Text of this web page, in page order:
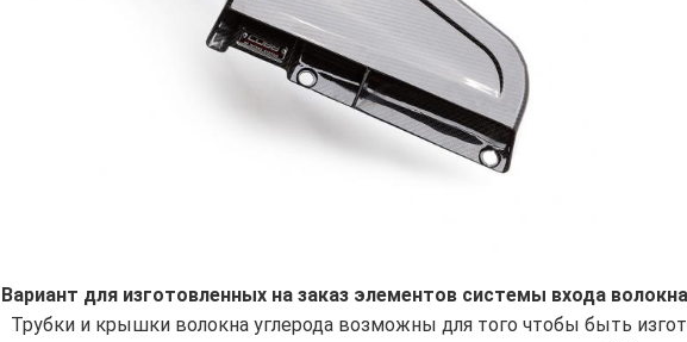
Вариант для изготовленных на заказ элементов системы входа
Трубки и крышки волокна углерода возможны для того чтобы быть